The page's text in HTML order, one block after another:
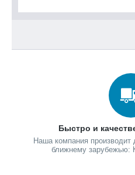
Быстро и
Наша компания производит
ближнему зарубежью: